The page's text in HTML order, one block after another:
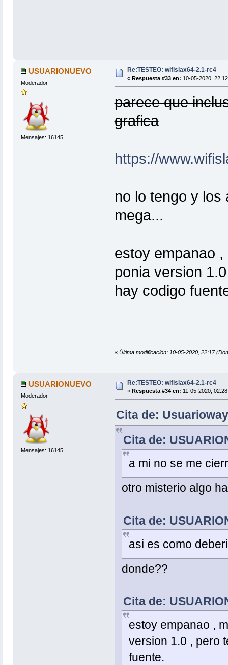
USUARIONUEVO
Moderador
Mensajes: 16145
Re:TESTEO: wifislax64-2.1-rc4
« Respuesta #33 en: 10-05-2020,
parece que
grafica
https://
no lo tengo y los
mega...
estoy empanao
ponia version
hay codigo
« Última modificación: 10-05-2020, 22:17
USUARIONUEVO
Moderador
Mensajes: 16145
Re:TESTEO: wifislax64-2.1-rc4
« Respuesta #34 en: 11-05-2020,
Cita de:
Cita de:
a mi no se me
otro misterio algo
Cita de:
asi es como
donde??
Cita de:
estoy empanao ,
version 1.0 , pero
fuente.